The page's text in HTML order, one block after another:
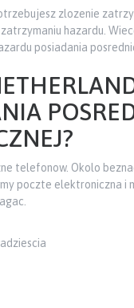
zlozenie
hazardu.
posiadania
telefonow. Okolo
poczte elektroniczna i